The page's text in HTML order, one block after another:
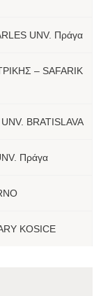
UNV. Πράγα
– SAFARIK
BRATISLAVA
Πράγα
KOSICE